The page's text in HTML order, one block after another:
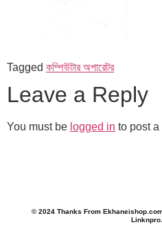
Tagged কম্পিউটার অপারেটর
Leave a Reply
You must be logged in to post a
© 2024 Thanks From